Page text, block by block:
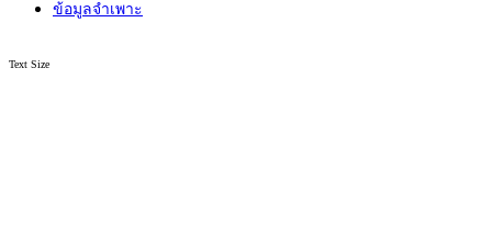
ข้อมูลจำเพาะ
Text Size